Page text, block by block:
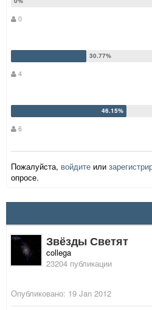
0
4
6
Пожалуйста, войдите или
опросе.
Звёзды Светят
collega
23204 публикации
Опубликовано: 19 Jan 2012